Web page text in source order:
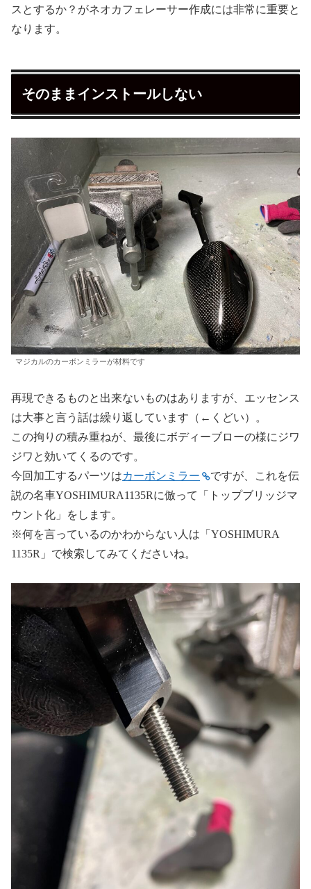
スとするか？がネオカフェレーサー作成には非常に重要と
なります。
そのままインストールしない
マジカルのカーボンミラーが材料です
再現できるものと出来ないものはありますが、エッセンス
は大事と言う話は繰り返しています（←くどい）。
この拘りの積み重ねが、最後にボディーブローの様にジワ
ジワと効いてくるのです。
今回加工するパーツはカーボンミラー
ですが、これを伝
説の名車YOSHIMURA1135Rに倣って「トップブリッジマ
ウント化」をします。
※何を言っているのかわからない人は「YOSHIMURA
1135R」で検索してみてくださいね。